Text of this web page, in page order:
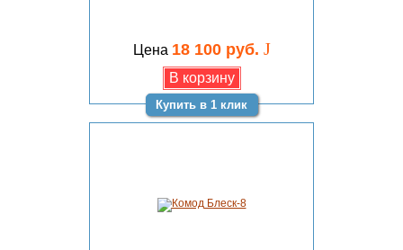
Цена 18 100 руб. J
Купить в 1 клик